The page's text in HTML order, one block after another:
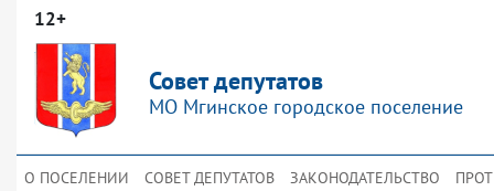
12+
Совет депутатов
МО Мгинское городское поселение
О ПОСЕЛЕНИИ СОВЕТ ДЕПУТАТОВ ЗАКОНОДАТЕЛЬСТВО